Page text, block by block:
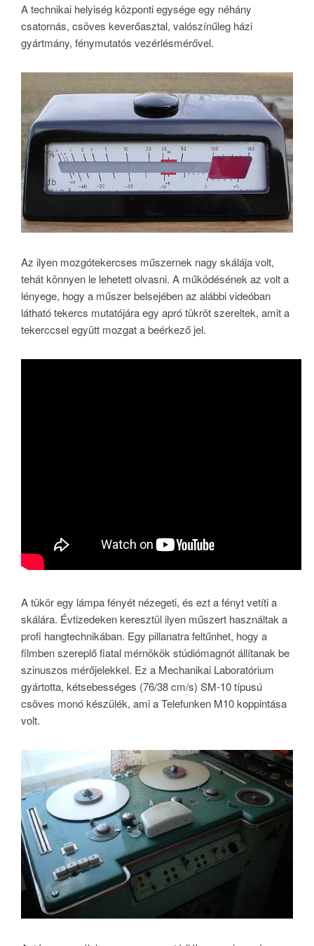
A technikai helyiség központi egysége egy néhány
csatornás, csöves keverőasztal, valószínűleg házi
gyártmány, fénymutatós vezérlésmérővel.
Az ilyen mozgótekercses műszernek nagy skálája volt,
tehát könnyen le lehetett olvasni. A működésének az volt a
lényege, hogy a műszer belsejében az alábbi videóban
látható tekercs mutatójára egy apró tükröt szereltek, amit a
tekerccsel együtt mozgat a beérkező jel.
A tükör egy lámpa fényét nézegeti, és ezt a fényt vetíti a
skálára. Évtizedeken keresztül ilyen műszert használtak a
profi hangtechnikában. Egy pillanatra feltűnhet, hogy a
filmben szereplő fiatal mérnökök stúdiómagnót állítanak be
szinuszos mérőjelekkel. Ez a Mechanikai Laboratórium
gyártotta, kétsebességes (76/38 cm/s) SM-10 típusú
csöves monó készülék, ami a Telefunken M10 koppintása
volt.